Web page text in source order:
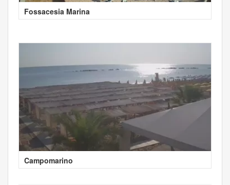
Fossacesia Marina
Campomarino